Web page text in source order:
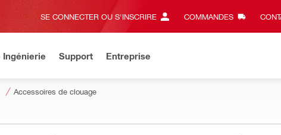
SE CONNECTER OU S'INSCRIRE COMMANDES
Ingénierie Support Entreprise
Accessoires de clouage